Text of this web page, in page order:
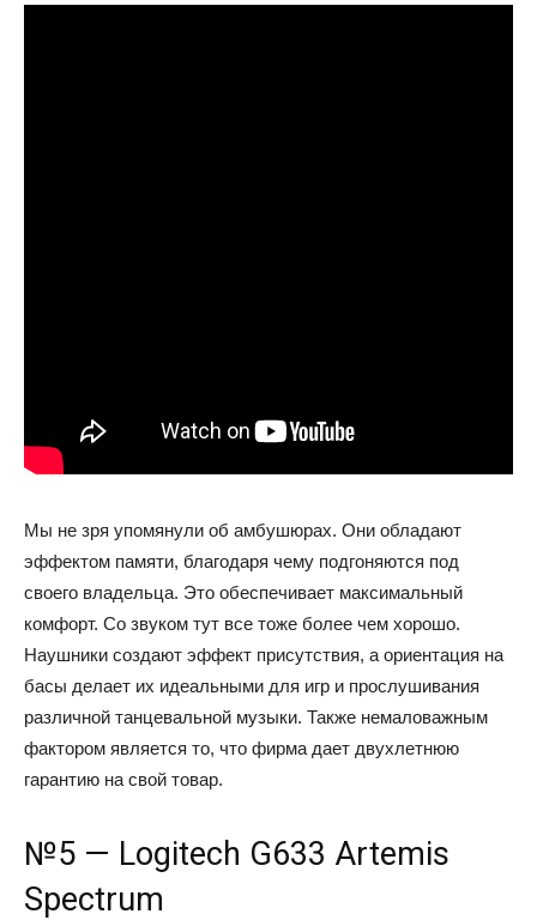
Мы не зря упомянули об амбушюрах. Они обладают
эффектом памяти, благодаря чему подгоняются под
своего владельца. Это обеспечивает максимальный
комфорт. Со звуком тут все тоже более чем хорошо.
Наушники создают эффект присутствия, а ориентация на
басы делает их идеальными для игр и прослушивания
различной танцевальной музыки. Также немаловажным
фактором является то, что фирма дает двухлетнюю
гарантию на свой товар.
№5 — Logitech G633 Artemis
Spectrum